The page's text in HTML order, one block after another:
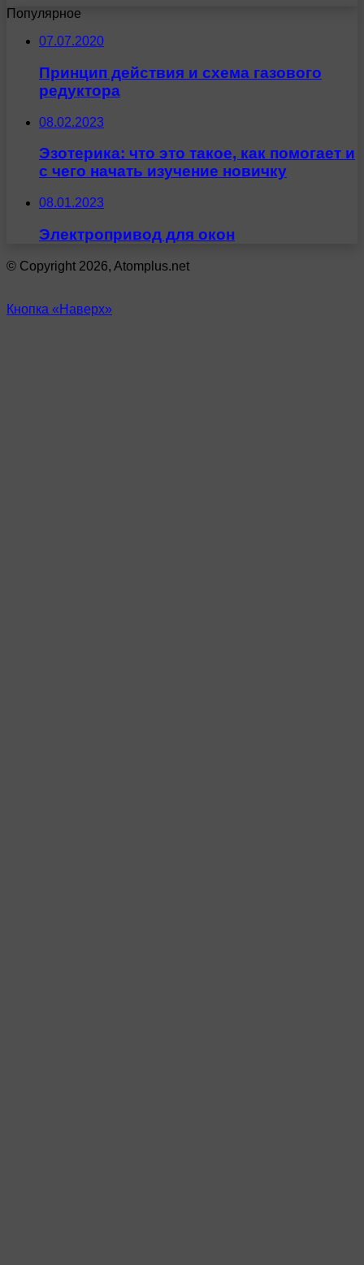
Популярное
07.07.2020
Принцип действия и схема газового
редуктора
08.02.2023
Эзотерика: что это такое, как помогает и
с чего начать изучение новичку
08.01.2023
Электропривод для окон
© Copyright 2026, Atomplus.net
Кнопка «Наверх»